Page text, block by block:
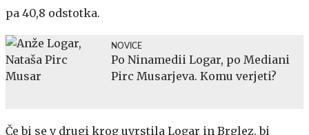
pa 40,8 odstotka.
NOVICE
Po Ninamedii Logar, po Mediani
Pirc Musarjeva. Komu verjeti?
Če bi se v drugi krog uvrstila Logar in Brglez, bi